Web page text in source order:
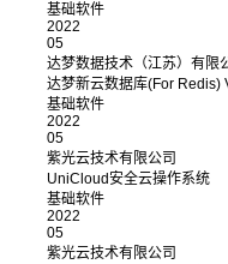
基础软件
2022
05
达梦数据技术（江苏）有限
达梦新云数据库(For Redis)
基础软件
2022
05
紫光云技术有限公司
UniCloud安全云操作系统
基础软件
2022
05
紫光云技术有限公司